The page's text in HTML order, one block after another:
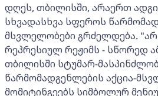
დღეს, თბილისში, არაერთ
სხვადასხვა სფეროს
მსვლელობები გრძელდება. "არ
რეპრესიულ რეჟიმს - სწორედ
თბილისში სტუმარ-
წარმომადგენლების აქცია-
მომიტინგეებს სიმბოლურ